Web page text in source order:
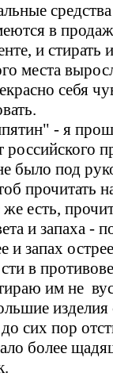
в
и стирать
места
себя
- я
было под
прочитать
есть,
и запаха -
и запах
в
им не
изделия
сих пор
более